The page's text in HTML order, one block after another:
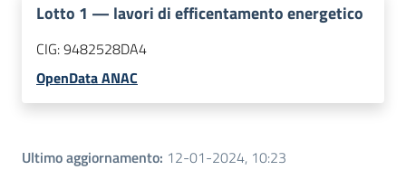
Lotto 1 — lavori di efficentamento energetico
CIG:9482528DA4
OpenData ANAC
Ultimo aggiornamento: 12-01-2024, 10:23